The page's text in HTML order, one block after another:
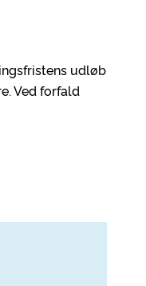
udløb
Ved forfald